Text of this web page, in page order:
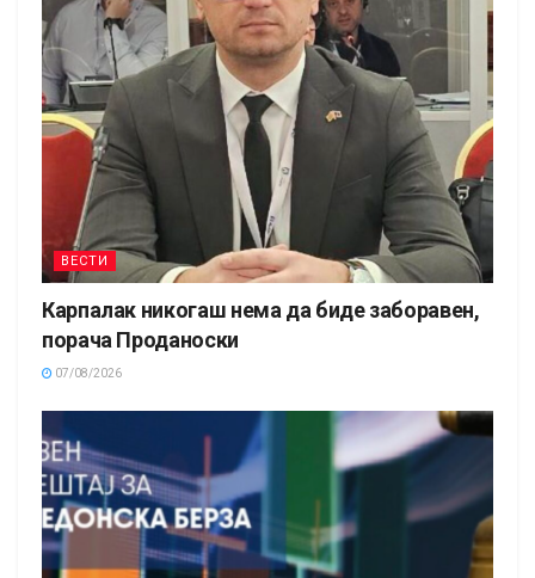
ВЕСТИ
Карпалак никогаш нема да биде заборавен,
порача Проданоски
07/08/2026